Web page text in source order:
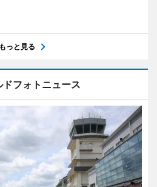
もっと見る
ドフォトニュース